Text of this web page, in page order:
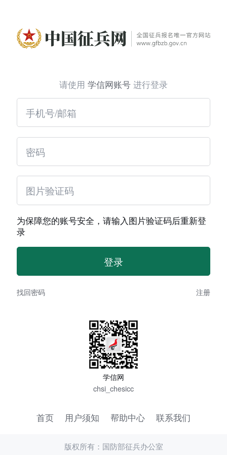
请使用 学信网账号 进行登录
为保障您的账号安全，请输入图片验证码后重新登
录
找回密码 注册
学信网
chsi_chesicc
首页 用户须知 帮助中心 联系我们
版权所有：国防部征兵办公室